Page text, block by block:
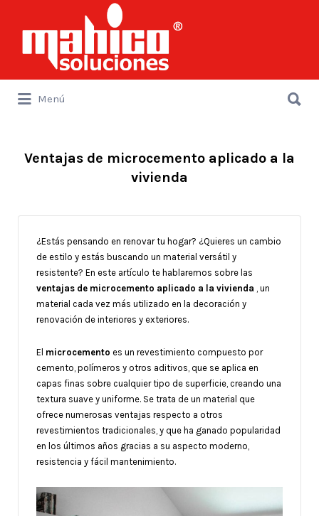
por:
Menú
por:
Ventajas de microcemento aplicado a la
vivienda
¿Estás pensando en renovar tu hogar? ¿Quieres un cambio
de estilo y estás buscando un material versátil y
resistente? En este artículo te hablaremos sobre las
ventajas de microcemento aplicado a la vivienda , un
material cada vez más utilizado en la decoración y
renovación de interiores y exteriores.
El microcemento es un revestimiento compuesto por
cemento, polímeros y otros aditivos, que se aplica en
capas finas sobre cualquier tipo de superficie, creando una
textura suave y uniforme. Se trata de un material que
ofrece numerosas ventajas respecto a otros
revestimientos tradicionales, y que ha ganado popularidad
en los últimos años gracias a su aspecto moderno,
resistencia y fácil mantenimiento.